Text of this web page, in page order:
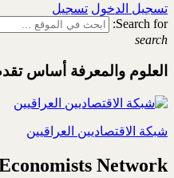
تسجيل الدخول تسجيل
Search for:
search
العلوم والمعرفة أساس
شبكة الاقتصاديين العراقيين
Network